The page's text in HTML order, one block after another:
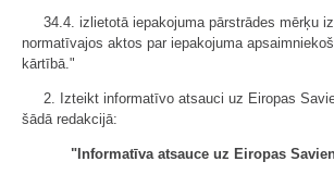
34.4. izlietotā iepakojuma pārstrādes mērķu
normatīvajos aktos par iepakojuma
kārtībā."
2. Izteikt informatīvo atsauci uz Eiropas
šādā redakcijā:
"Informatīva atsauce uz Eiropas